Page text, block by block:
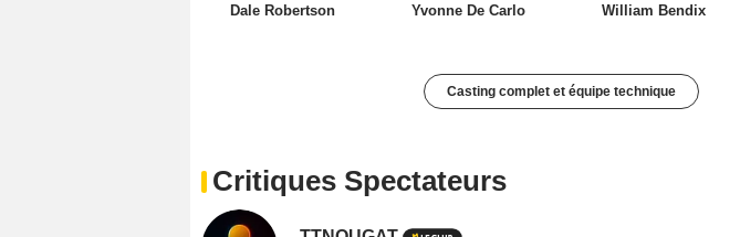
Dale Robertson Yvonne De Carlo William Bendix
Casting complet et équipe technique
Critiques Spectateurs